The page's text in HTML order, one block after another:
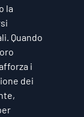
la
Quando
i
dei